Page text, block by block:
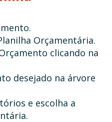
Orçamentária.
clicando na
desejado na árvore
e escolha a